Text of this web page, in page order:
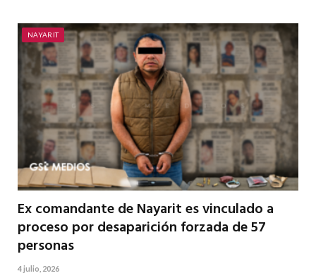
NAYARIT
Ex comandante de Nayarit es vinculado a
proceso por desaparición forzada de 57
personas
4 julio, 2026